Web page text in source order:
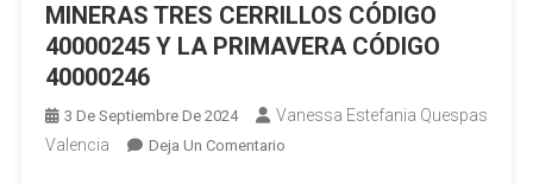
Operado
Por
B.V.
MINERAS TRES CERRILLOS CÓDIGO
40000245 Y LA PRIMAVERA CÓDIGO
40000246
3 De Septiembre De 2024
Vanessa Estefania Quespas
Valencia
Deja Un ComentarioEn